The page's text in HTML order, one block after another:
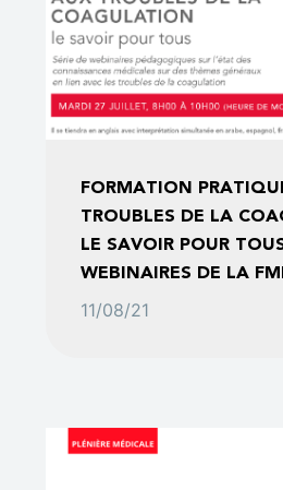
FORMATION
TROUBLES DE LA
LE SAVOIR POUR
WEBINAIRES DE LA
2021
11/08/21